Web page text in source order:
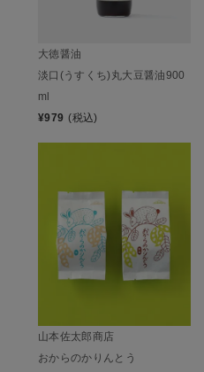
大徳醤油
淡口(うすくち)丸大豆醤油900
ml
¥979 (税込)
山本佐太郎商店
おからのかりんとう